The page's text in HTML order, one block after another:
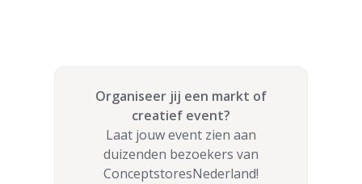
Organiseer jij een markt of
creatief event?
Laat jouw event zien aan
duizenden bezoekers van
ConceptstoresNederland!